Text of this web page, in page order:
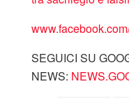
SEGUICI SU
NEWS: